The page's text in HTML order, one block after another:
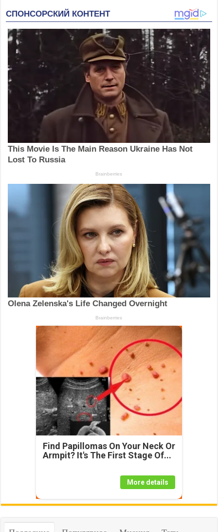
Find Papillomas On Your Neck Or
Armpit? It's The First Stage Of...
More details